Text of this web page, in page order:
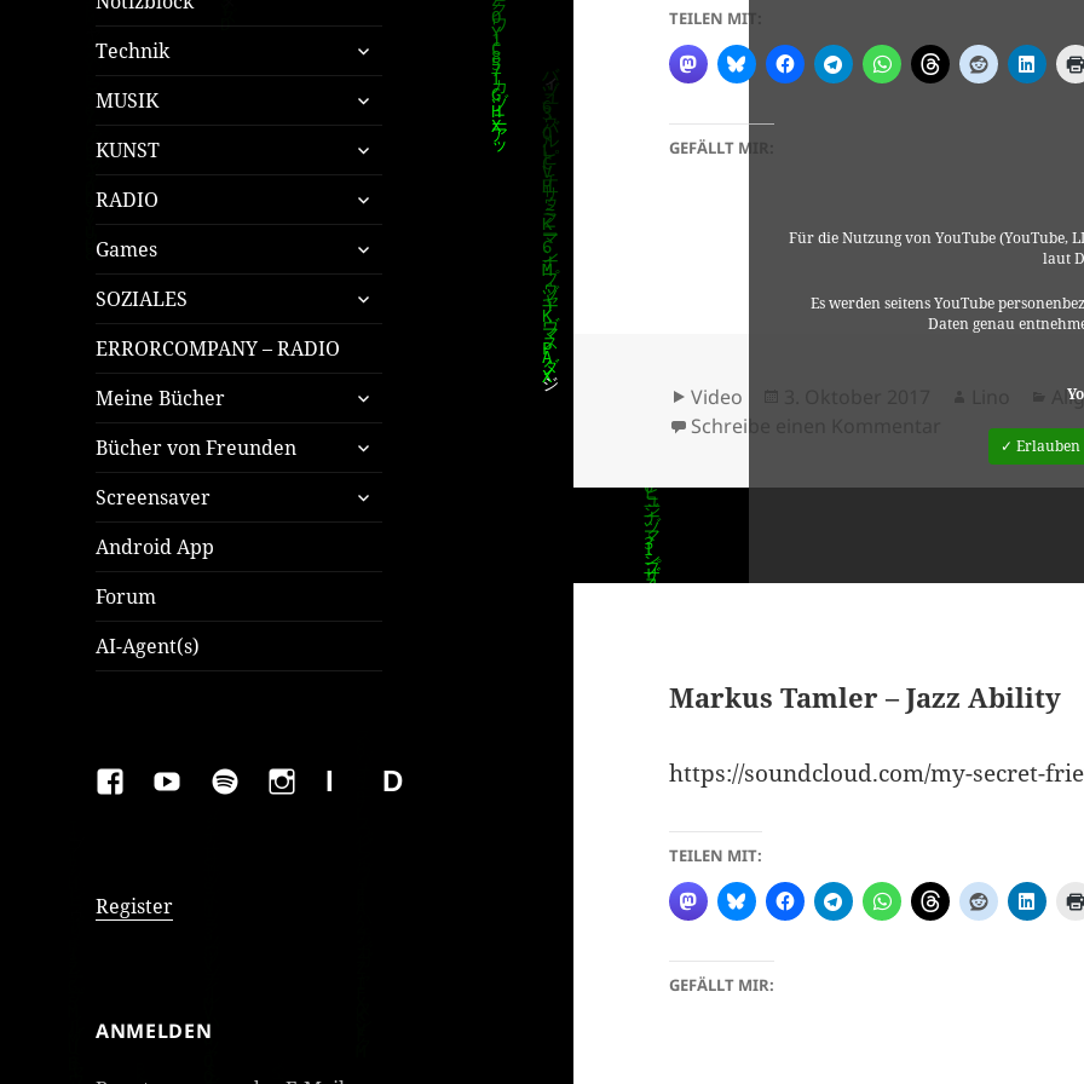
Technik
untermenü
öffnen
MUSIK
untermenü
öffnen
KUNST
untermenü
öffnen
RADIO
untermenü
öffnen
Games
untermenü
öffnen
SOZIALES
untermenü
öffnen
ERRORCOMPANY – RADIO
Meine Bücher
untermenü
öffnen
Bücher von Freunden
untermenü
öffnen
Screensaver
untermenü
öffnen
Android App
Forum
AI-Agent(s)
FAKEBOOK
YOUTUBESPOTIFYINSTAGRAM
IMPRESSUMDatenschutzerklärung
Register
ANMELDEN
Für die Nutzung von YouTube (YouTube,
laut
Es werden seitens YouTube
Daten genau
✓ Erlauben
TEILEN MIT:
GEFÄLLT MIR:
Format
Video
Schreibe einen Kommentar
zu Früchte
Markus Tamler – Jazz Ability
https://soundcloud.com/my-secret-
TEILEN MIT:
GEFÄLLT MIR: